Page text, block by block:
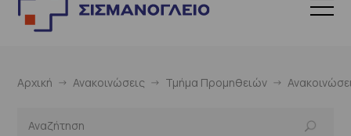
Αρχική Ανακοινώσεις Τμήμα Προμηθειών